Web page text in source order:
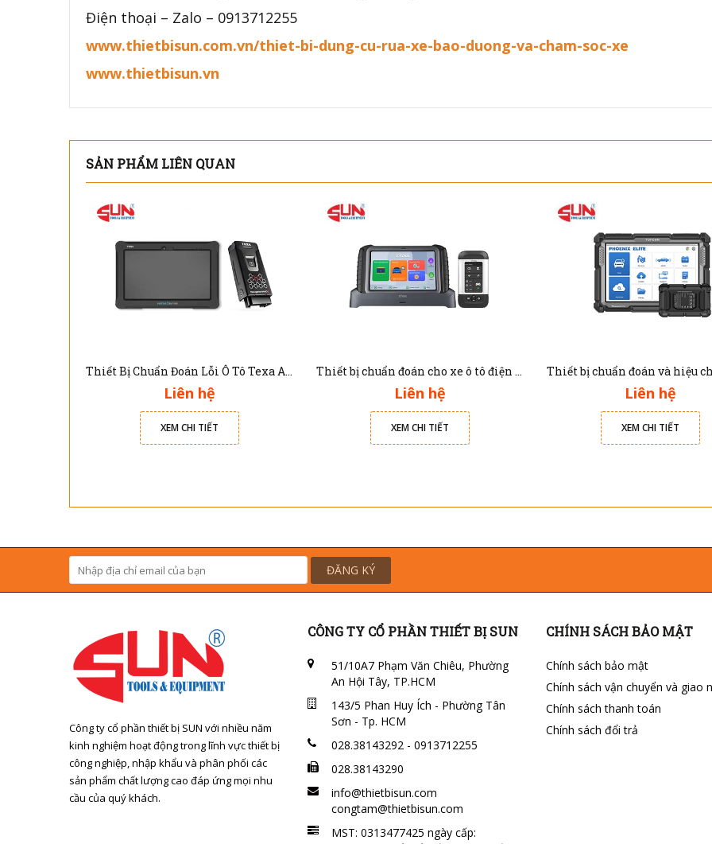
Điện thoại – Zalo – 0913712255
www.thietbisun.com.vn/thiet-bi-dung-cu-rua-xe-bao-duong-va-cham-soc-xe
www.thietbisun.vn
SẢN PHẨM LIÊN QUAN
Thiết Bị Chuẩn Đoán Lỗi Ô Tô Texa Axone Nemo Mini ( Bản đầy đủ các dòng xe, chuẩn OBDII )
Liên hệ
XEM CHI TIẾT
Thiết bị chuẩn đoán cho xe ô tô điện E2 Pro Xtool
Liên hệ
XEM CHI TIẾT
Liên hệ
XEM CHI TIẾT
ĐĂNG KÝ
Công ty cổ phần thiết bị SUN với nhiều năm
kinh nghiệm hoạt động trong lĩnh vực thiết bị
công nghiệp, nhập khẩu và phân phối các
sản phẩm chất lượng cao đáp ứng mọi nhu
cầu của quý khách.
CÔNG TY CỔ PHẦN THIẾT BỊ SUN
51/10A7 Phạm Văn Chiêu, Phường
An Hội Tây, TP.HCM
143/5 Phan Huy Ích - Phường Tân
Sơn - Tp. HCM
028.38143292 - 0913712255
028.38143290
info@thietbisun.com
congtam@thietbisun.com
MST: 0313477425 ngày cấp:
CHÍNH SÁCH BẢO MẬT
Chính sách bảo mật
Chính sách vận chuyển và giao
Chính sách thanh toán
Chính sách đổi trả